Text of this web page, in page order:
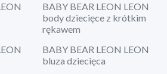
BABY BEAR LEON LEON
body dziecięce z krótkim
rękawem
BABY BEAR LEON LEON
bluza dziecięca